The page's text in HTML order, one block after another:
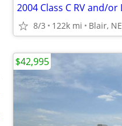
8/3 122k mi Blair, NE
$42,995